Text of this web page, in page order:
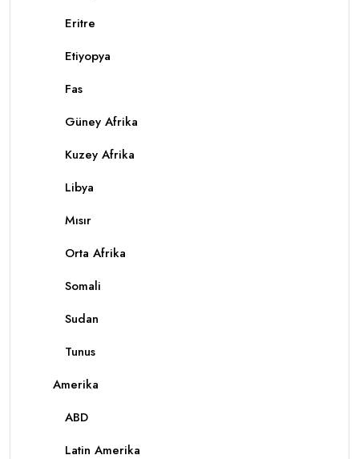
Eritre
Etiyopya
Fas
Güney Afrika
Kuzey Afrika
Libya
Mısır
Orta Afrika
Somali
Sudan
Tunus
Amerika
ABD
Latin Amerika